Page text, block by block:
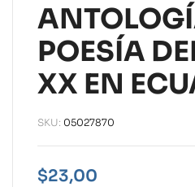
POESÍA
XX EN
SKU: 05027870
$23,00